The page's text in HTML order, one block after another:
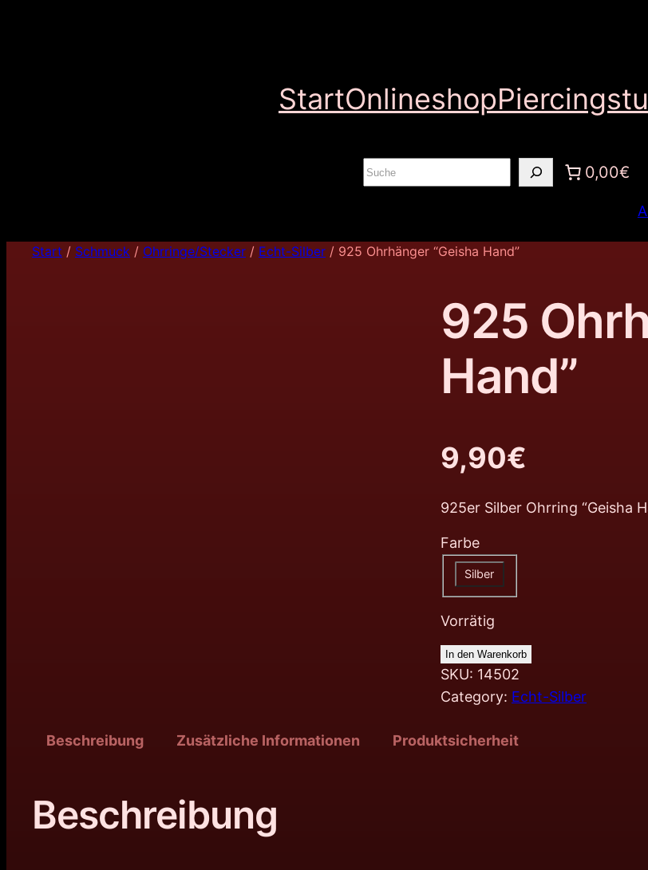
StartOnlineshop
S
u
e
0,00€
Start / Schmuck / Ohrringe/Stecker / Echt-Silber / 925 Ohrhänger “Geisha Hand”
925
Hand”
9,90€
925er Silber Ohrring “Geisha
Farbe
Silber
Vorrätig
In den Warenkorb
SKU: 14502
Category: Echt-Silber
Beschreibung Zusätzliche Informationen Produktsicherheit
Beschreibung